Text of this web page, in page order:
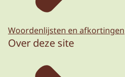
Woordenlijsten en afkortingen
Over deze site